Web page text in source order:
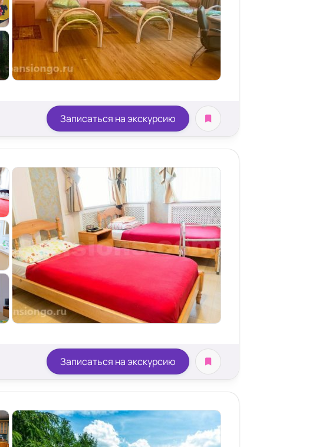
Деменция
Записаться на экскурсию
Записаться на экскурсию